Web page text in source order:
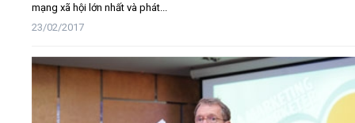
mạng xã hội lớn nhất và phát...
23/02/2017